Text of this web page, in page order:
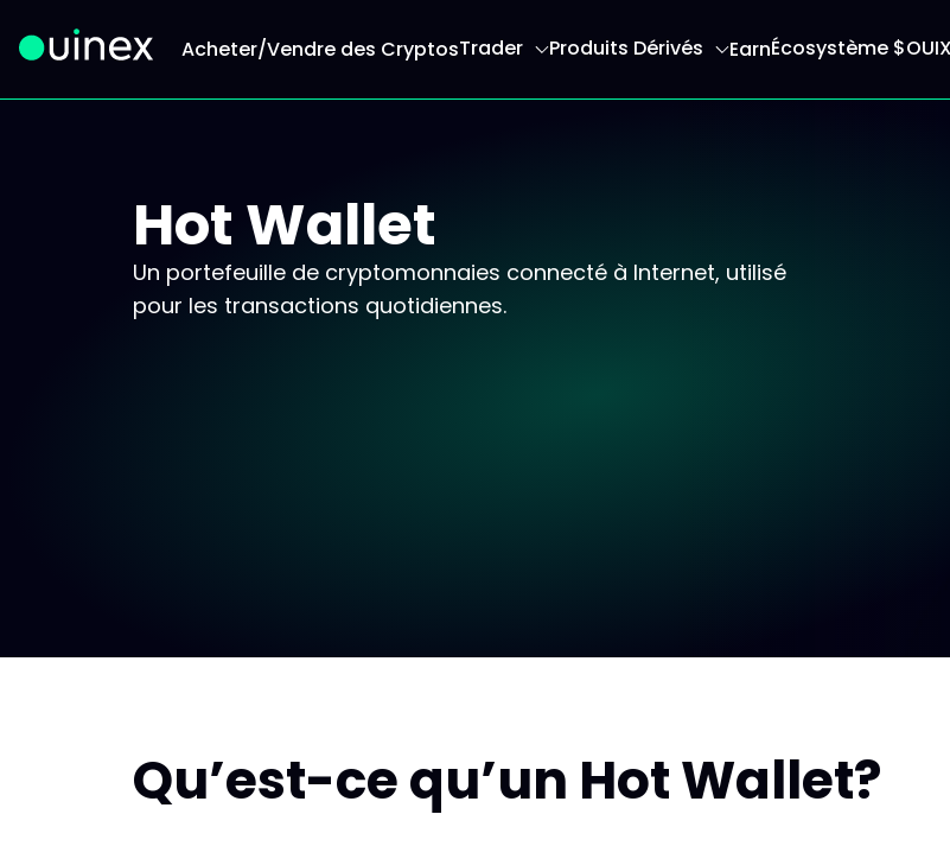
Acheter/Vendre des CryptosTrader Produits Dérivés EarnÉcosystème $OUIX
Hot Wallet
Un portefeuille de cryptomonnaies connecté à Internet, utilisé
pour les transactions quotidiennes.
Qu’est-ce qu’un Hot Wallet?